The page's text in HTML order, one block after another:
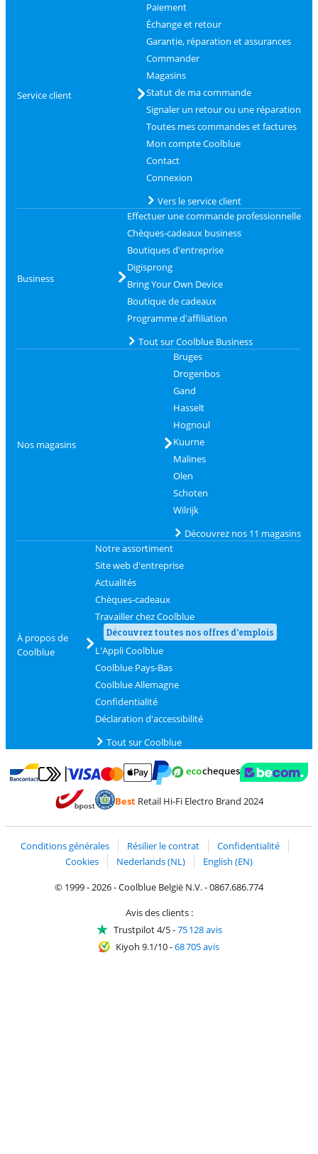
Service client
Paiement
Échange et retour
Garantie, réparation et assurances
Commander
Magasins
Statut de ma commande
Signaler un retour ou une réparation
Toutes mes commandes et factures
Mon compte Coolblue
Contact
Connexion
Vers le service client
Business
Effectuer une commande professionnelle
Chèques-cadeaux business
Boutiques d'entreprise
Digisprong
Bring Your Own Device
Boutique de cadeaux
Programme d'affiliation
Tout sur Coolblue Business
Nos magasins
Bruges
Drogenbos
Gand
Hasselt
Hognoul
Kuurne
Malines
Olen
Schoten
Wilrijk
Découvrez nos 11 magasins
À propos de
Coolblue
Notre assortiment
Site web d'entreprise
Actualités
Chèques-cadeaux
Travailler chez Coolblue
Découvrez toutes nos offres d'emplois
L'Appli Coolblue
Coolblue Pays-Bas
Coolblue Allemagne
Confidentialité
Déclaration d'accessibilité
Tout sur Coolblue
Payer avec Bancontact
Payer avec MasterCard et Visa via ClickToPay
BestRetail Hi-Fi Electro Brand 2024
Conditions générales Résilier le contrat
Confidentialité
Cookies
Nederlands (NL)
English (EN)
© 1999 - 2026 - Coolblue België N.V. - 0867.686.774
Avis des clients :
Trustpilot 4/5-75 128 avis
Kiyoh 9.1/10-68 705 avis